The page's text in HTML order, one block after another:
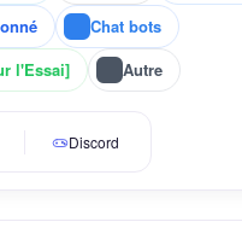
Chat bots
l'Essai] Autre
Discord